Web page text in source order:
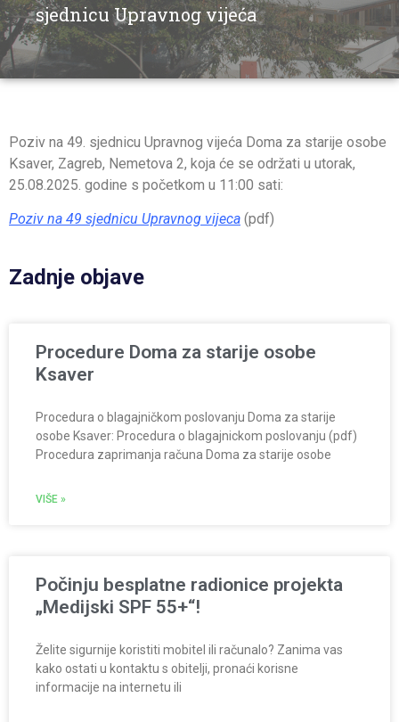
sjednicu Upravnog vijeća
Poziv na 49. sjednicu Upravnog vijeća Doma za starije osobe
Ksaver, Zagreb, Nemetova 2, koja će se održati u utorak,
25.08.2025. godine s početkom u 11:00 sati:
Poziv na 49 sjednicu Upravnog vijeca (pdf)
Zadnje objave
Procedure Doma za starije osobe
Ksaver
Procedura o blagajničkom poslovanju Doma za starije
osobe Ksaver: Procedura o blagajnickom poslovanju (pdf)
Procedura zaprimanja računa Doma za starije osobe
VIŠE »
Počinju besplatne radionice projekta
„Medijski SPF 55+“!
Želite sigurnije koristiti mobitel ili računalo? Zanima vas
kako ostati u kontaktu s obitelji, pronaći korisne
informacije na internetu ili